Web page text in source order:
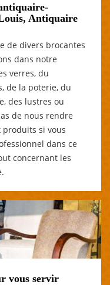
Antiquaire
de divers brocantes
dans notre
verres, du
de la poterie, du
des lustres ou
de nous rendre
si vous
dans ce
concernant les
vous servir